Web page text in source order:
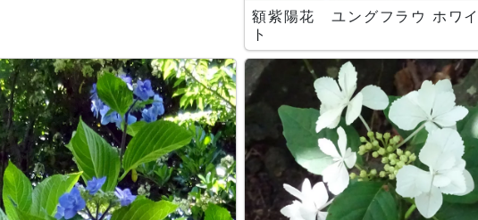
額紫陽花 ユングフラウ ホワイ
ト